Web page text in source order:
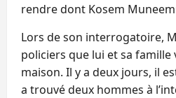
rendre dont Kosem
Lors de son interrogatoire,
policiers que lui et sa famille
maison. Il y a deux jours, il
a trouvé deux hommes à